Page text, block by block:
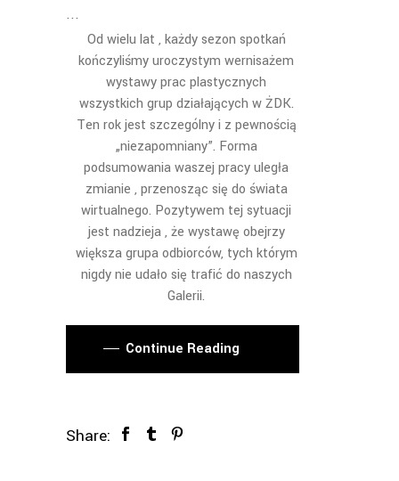
Od wielu lat , każdy sezon spotkań
kończyliśmy uroczystym wernisażem
wystawy prac plastycznych
wszystkich grup działających w ŻDK.
Ten rok jest szczególny i z pewnością
„niezapomniany”. Forma
podsumowania waszej pracy uległa
zmianie , przenosząc się do świata
wirtualnego. Pozytywem tej sytuacji
jest nadzieja , że wystawę obejrzy
większa grupa odbiorców, tych którym
nigdy nie udało się trafić do naszych
Galerii.
Continue Reading
Share: